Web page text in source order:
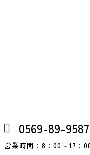
0569-89-9587
営業時間：8：00～17：